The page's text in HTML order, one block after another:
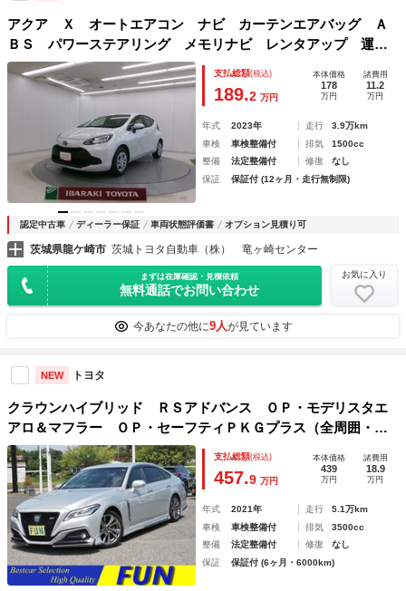
アクア Ｘ オートエアコン ナビ カーテンエアバッグ Ａ
ＢＳ パワーステアリング メモリナビ レンタアップ 運転
席エアバック 助手席エアバック パワーウィンドウ
支払総額(税込)
189.2 万円
本体価格
178
万円
諸費用
11.2
万円
年式 2023年 走行
3.9万km
車検
車検整備付 排気
1500cc
整備
法定整備付 修復
なし
保証
保証付 (12ヶ月・走行無制限)
認定中古車 ディーラー保証 車両状態評価書 オプション見積り可
茨城県龍ケ崎市 茨城トヨタ自動車（株） 竜ヶ崎センター
まずは在庫確認・見積依頼
無料通話でお問い合わせ
お気に入り
今あなたの他に9人が見ています
NEW トヨタ
クラウンハイブリッド ＲＳアドバンス ＯＰ・モデリスタエ
アロ＆マフラー ＯＰ・セーフティＰＫＧプラス（全周囲・Ｄ
インナーミラー・ＰＫＳＢ／ＲＣＤ） セーフティセンス Ｂ
ＳＭ ＨＵＤ 黒革シート １２．３型ナビ ＯＰ・フェンダ
ーガーニッシュ
支払総額(税込)
457.9 万円
本体価格
439
万円
諸費用
18.9
万円
年式 2021年 走行
5.1万km
車検
車検整備付 排気
3500cc
整備
法定整備付 修復
なし
保証
保証付 (6ヶ月・6000km)